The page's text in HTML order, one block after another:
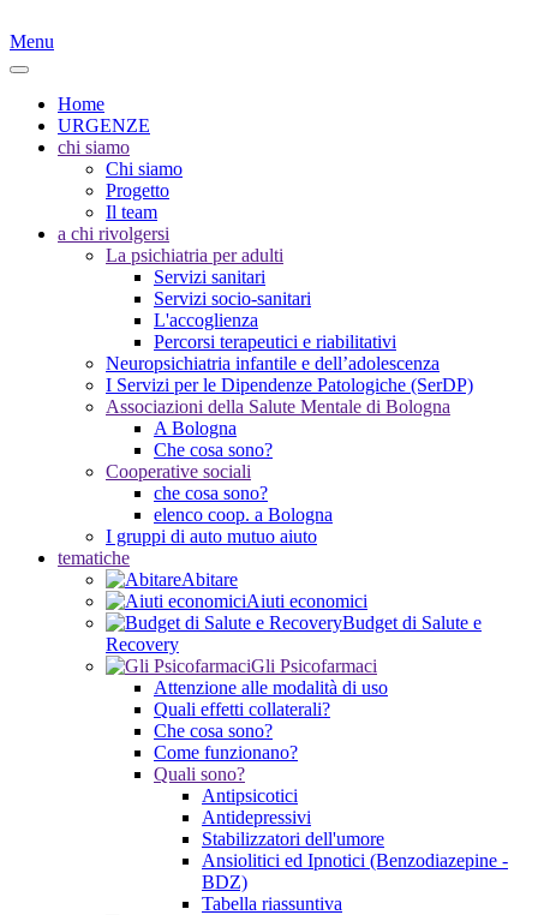
Menu
Home
URGENZE
chi siamo
Chi siamo
Progetto
Il team
a chi rivolgersi
La psichiatria per adulti
Servizi sanitari
Servizi socio-sanitari
L'accoglienza
Percorsi terapeutici e riabilitativi
Neuropsichiatria infantile e dell’adolescenza
I Servizi per le Dipendenze Patologiche (SerDP)
Associazioni della Salute Mentale di Bologna
A Bologna
Che cosa sono?
Cooperative sociali
che cosa sono?
elenco coop. a Bologna
I gruppi di auto mutuo aiuto
tematiche
Abitare
Aiuti economici
Budget di Salute e
Recovery
Gli Psicofarmaci
Attenzione alle modalità di uso
Quali effetti collaterali?
Che cosa sono?
Come funzionano?
Quali sono?
Antipsicotici
Antidepressivi
Stabilizzatori dell'umore
Ansiolitici ed Ipnotici (Benzodiazepine -
BDZ)
Tabella riassuntiva